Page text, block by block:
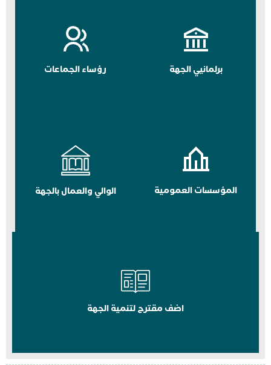
برلمانيي الجهة رؤساء الجماعات
المؤسسات العمومية الوالي والعمال بالجهة
اضف مقترح لتنمية الجهة